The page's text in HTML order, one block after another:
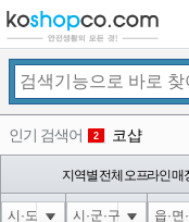
인기 검색어 2 코샵
3
4
지역별 전체 오프라인 매